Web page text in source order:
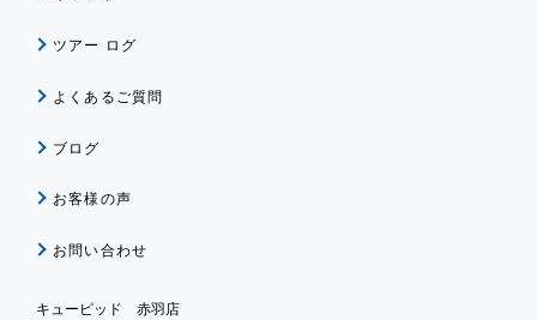
ツアー ログ
よくあるご質問
ブログ
お客様の声
お問い合わせ
キューピッド 赤羽店